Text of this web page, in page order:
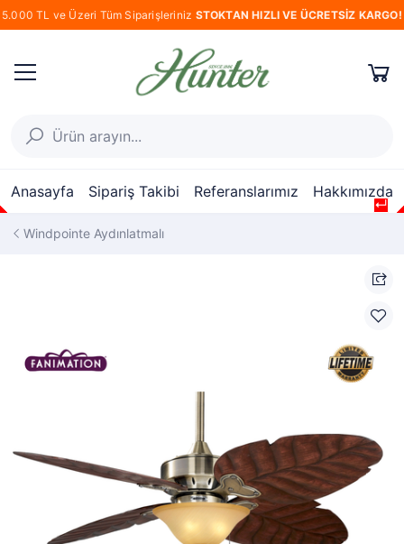
5.000 TL ve Üzeri Tüm Siparişleriniz STOKTAN HIZLI VE ÜCRETSİZ KARGO!
Anasayfa Sipariş Takibi Referanslarımız Hakkımızda
Windpointe Aydınlatmalı
↵
↵
↵
↵
↵